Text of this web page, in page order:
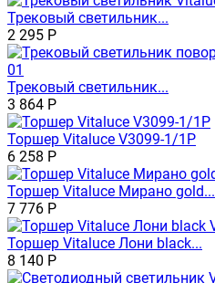
Трековый светильник...
2 295 Р
Трековый светильник...
3 864 Р
Торшер Vitaluce V3099-1/1P
6 258 Р
Торшер Vitaluce Мирано gold...
7 776 Р
Торшер Vitaluce Лони black...
8 140 Р